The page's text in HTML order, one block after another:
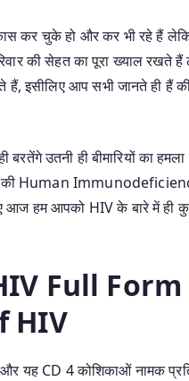
कर चुके हो और कर भी रहे हैं
की सेहत का पूरा ख्याल रखते हैं
हैं, इसीलिए आप सभी जानते ही
उतनी ही बीमारियों का हमला
की Human
आज हम आपको HIV के बारे में ही
Full
HIV
यह CD 4 कोशिकाओं नामक